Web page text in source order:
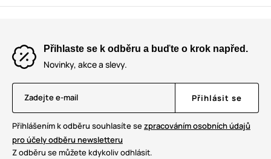
Přihlaste se k odběru a buďte o krok napřed.
Novinky, akce a slevy.
Zadejte e-mail Přihlásit se
Přihlášením k odběru souhlasíte sezpracováním osobních údajů
pro účely odběru newsletteru
Z odběru se můžete kdykoliv odhlásit.